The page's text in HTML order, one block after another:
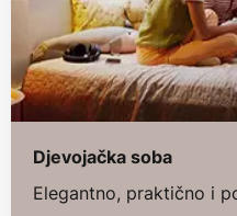
Djevojačka soba
Elegantno, praktično i